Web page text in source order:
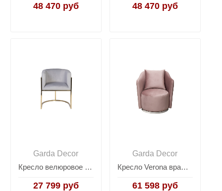
48 470 руб 48 470 руб
Garda Decor
Кресло велюровое серо-голубое 30C-DX-2010-1 LBG
27 799 руб
Garda Decor
Кресло Verona вращающееся велюровое розовое/хром VERONA-Colt007
61 598 руб